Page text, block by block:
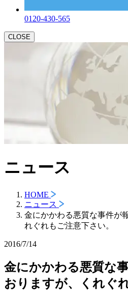
0120-430-565
CLOSE
ニュース
HOME
ニュース
金にかかわる悪質な事件が
れぐれもご注意下さい。
2016/7/14
金にかかわる悪質な
おりますが、くれぐ